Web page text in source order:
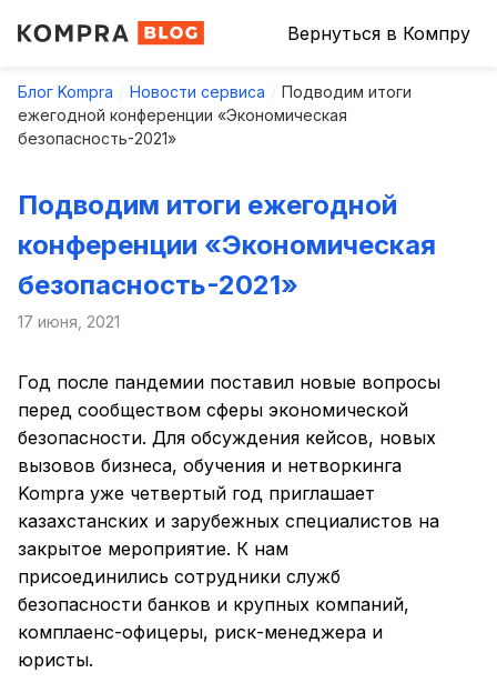
Вернуться в Компру
Блог Kompra Новости сервиса
Подводим итоги
ежегодной конференции «Экономическая
безопасность-2021»
Подводим итоги ежегодной
конференции «Экономическая
безопасность-2021»
17 июня, 2021
Год после пандемии поставил новые вопросы
перед сообществом сферы экономической
безопасности. Для обсуждения кейсов, новых
вызовов бизнеса, обучения и нетворкинга
Kompra уже четвертый год приглашает
казахстанских и зарубежных специалистов на
закрытое мероприятие. К нам
присоединились сотрудники служб
безопасности банков и крупных компаний,
комплаенс-офицеры, риск-менеджера и
юристы.